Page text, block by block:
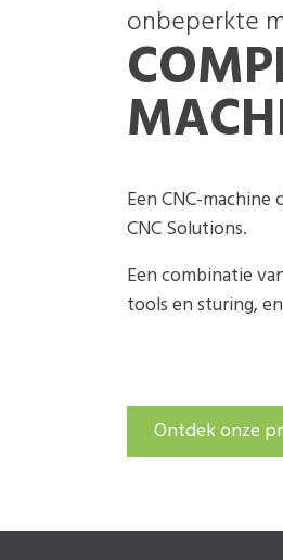
onbeperkte
Een CNC-
CNC Solutions.
Een combinatie
tools en sturing,
Ontdek onze